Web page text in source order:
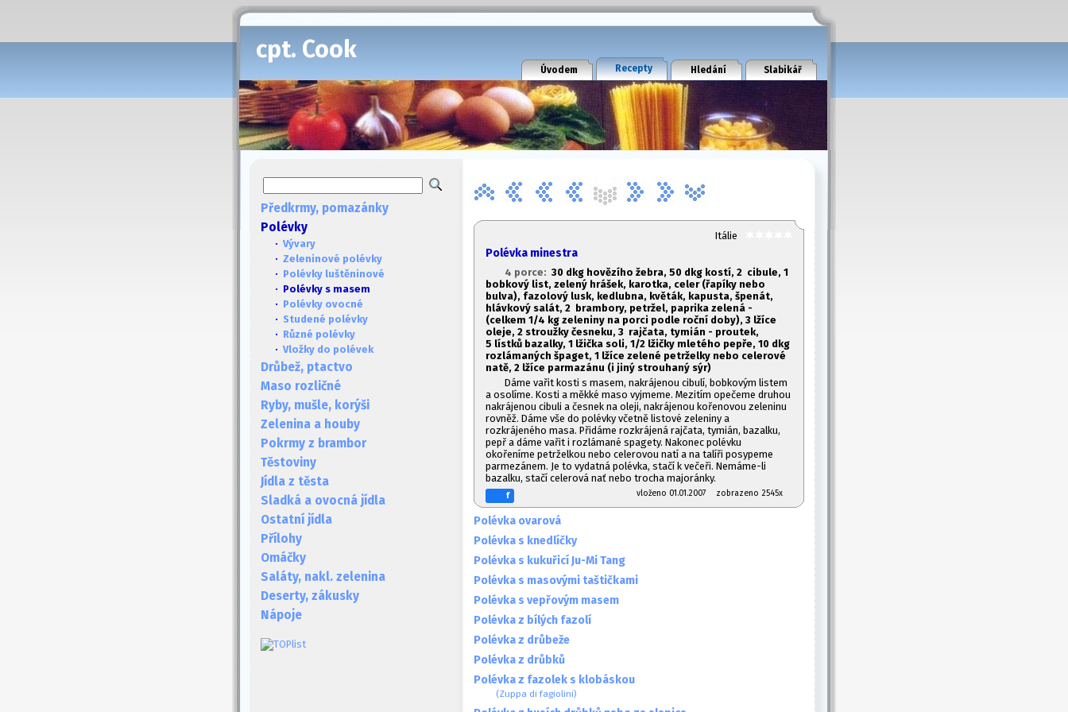
cpt. Cook
Úvodem Recepty Hledání Slabikář
Předkrmy, pomazánky
Polévky
· Vývary
· Zeleninové polévky
· Polévky luštěninové
· Polévky s masem
· Polévky ovocné
· Studené polévky
· Různé polévky
· Vložky do polévek
Drůbež, ptactvo
Maso rozličné
Ryby, mušle, korýši
Zelenina a houby
Pokrmy z brambor
Těstoviny
Jídla z těsta
Sladká a ovocná jídla
Ostatní jídla
Přílohy
Omáčky
Saláty, nakl. zelenina
Deserty, zákusky
Nápoje
Itálie
Polévka minestra
4 porce: 30 dkg hovězího žebra, 50 dkg kostí, 2 cibule, 1
bobkový list, zelený hrášek, karotka, celer (řapíky nebo
bulva), fazolový lusk, kedlubna, květák, kapusta, špenát,
hlávkový salát, 2 brambory, petržel, paprika zelená -
(celkem 1/4 kg zeleniny na porci podle roční doby), 3 lžíce
oleje, 2 stroužky česneku, 3 rajčata, tymián - proutek,
5 lístků bazalky, 1 lžička soli, 1/2 lžičky mletého pepře, 10 dkg
rozlámaných špaget, 1 lžíce zelené petrželky nebo celerové
natě, 2 lžíce parmazánu (i jiný strouhaný sýr)
Dáme vařit kosti s masem, nakrájenou cibulí, bobkovým listem
a osolíme. Kosti a měkké maso vyjmeme. Mezitím opečeme druhou
nakrájenou cibuli a česnek na oleji, nakrájenou kořenovou zeleninu
rovněž. Dáme vše do polévky včetně listové zeleniny a
rozkrájeného masa. Přidáme rozkrájená rajčata, tymián, bazalku,
pepř a dáme vařit i rozlámané spagety. Nakonec polévku
okořeníme petrželkou nebo celerovou natí a na talíři posypeme
parmezánem. Je to vydatná polévka, stačí k večeři. Nemáme-li
bazalku, stačí celerová nať nebo trocha majoránky.
f vloženo 01.01.2007 zobrazeno 2545x
Polévka ovarová
Polévka s knedlíčky
Polévka s kukuřicí Ju-Mi Tang
Polévka s masovými taštičkami
Polévka s vepřovým masem
Polévka z bílých fazolí
Polévka z drůbeže
Polévka z drůbků
Polévka z fazolek s klobáskou
(Zuppa di fagiolini)